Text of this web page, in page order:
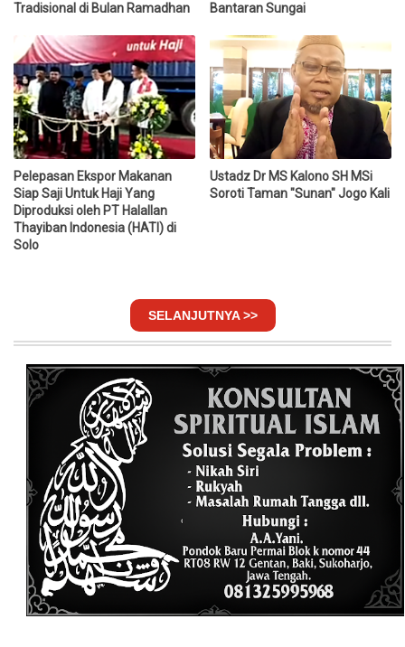
Tradisional di Bulan Ramadhan
Bantaran Sungai
Pelepasan Ekspor Makanan
Siap Saji Untuk Haji Yang
Diproduksi oleh PT Halallan
Thayiban Indonesia (HATI) di
Solo
Ustadz Dr MS Kalono SH MSi
Soroti Taman "Sunan" Jogo Kali
SELANJUTNYA >>